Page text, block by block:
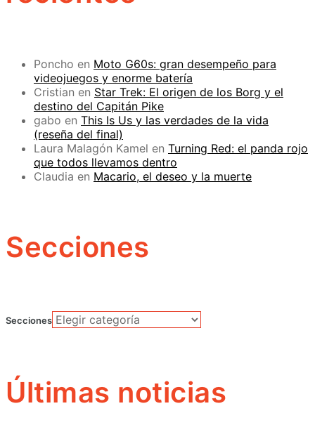
Poncho en Moto G60s: gran desempeño para
videojuegos y enorme batería
Cristian en Star Trek: El origen de los Borg y el
destino del Capitán Pike
gabo en This Is Us y las verdades de la vida
(reseña del final)
Laura Malagón Kamel en Turning Red: el panda rojo
que todos llevamos dentro
Claudia en Macario, el deseo y la muerte
Secciones
Secciones
Últimas noticias